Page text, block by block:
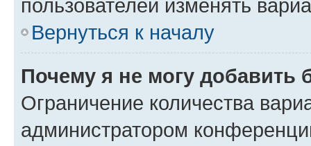
пользователей изменять
Вернуться к началу
Почему я не могу добавить
Ограничение количества
администратором